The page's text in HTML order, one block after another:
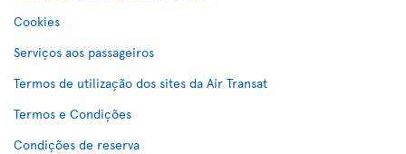
Cookies
Serviços aos passageiros
Termos de utilização dos sites da Air Transat
Termos e Condições
Condições de reserva